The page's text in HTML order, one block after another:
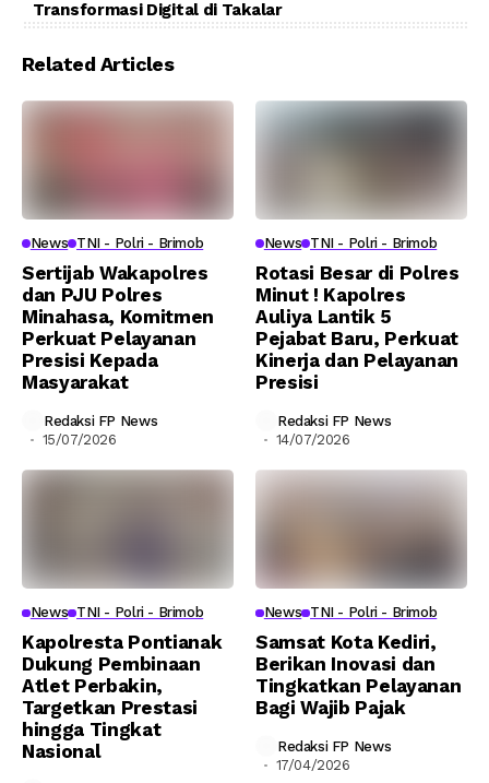
Transformasi Digital di Takalar
Related Articles
News TNI - Polri - Brimob
Sertijab Wakapolres
dan PJU Polres
Minahasa, Komitmen
Perkuat Pelayanan
Presisi Kepada
Masyarakat
Redaksi FP News
15/07/2026
News TNI - Polri - Brimob
Rotasi Besar di Polres
Minut ! Kapolres
Auliya Lantik 5
Pejabat Baru, Perkuat
Kinerja dan Pelayanan
Presisi
Redaksi FP News
14/07/2026
News TNI - Polri - Brimob
Kapolresta Pontianak
Dukung Pembinaan
Atlet Perbakin,
Targetkan Prestasi
hingga Tingkat
Nasional
News TNI - Polri - Brimob
Samsat Kota Kediri,
Berikan Inovasi dan
Tingkatkan Pelayanan
Bagi Wajib Pajak
Redaksi FP News
17/04/2026